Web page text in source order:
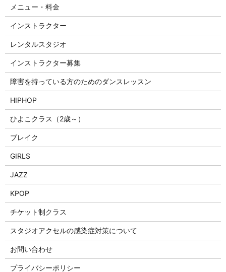
メニュー・料金
インストラクター
レンタルスタジオ
インストラクター募集
障害を持っている方のためのダンスレッスン
HIPHOP
ひよこクラス（2歳～）
ブレイク
GIRLS
JAZZ
KPOP
チケット制クラス
スタジオアクセルの感染症対策について
お問い合わせ
プライバシーポリシー